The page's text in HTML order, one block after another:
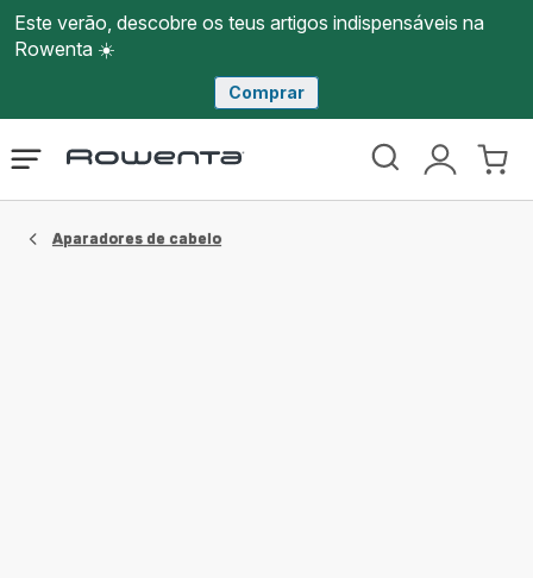
Este verão, descobre os teus artigos indispensáveis na
Rowenta ☀️
Comprar
Página
Rowenta
O
Abrir
Aparadores de cabelo